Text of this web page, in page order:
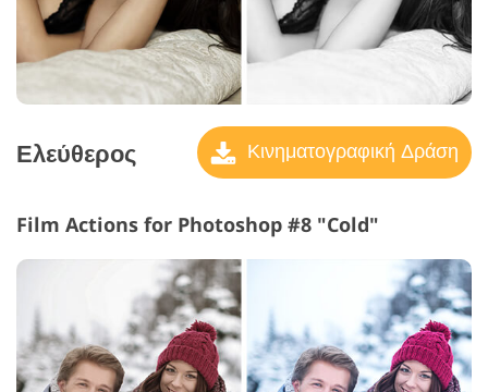
Ελεύθερος Κινηματογραφική Δράση
Film Actions for Photoshop #8 "Cold"